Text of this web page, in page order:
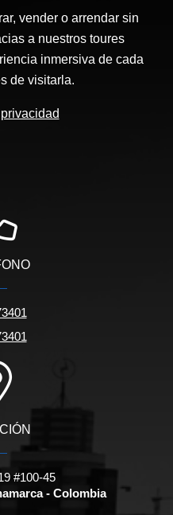
vender o arrendar sin
a nuestros toures
inmersiva de cada
de visitarla.
#100-45
- Colombia